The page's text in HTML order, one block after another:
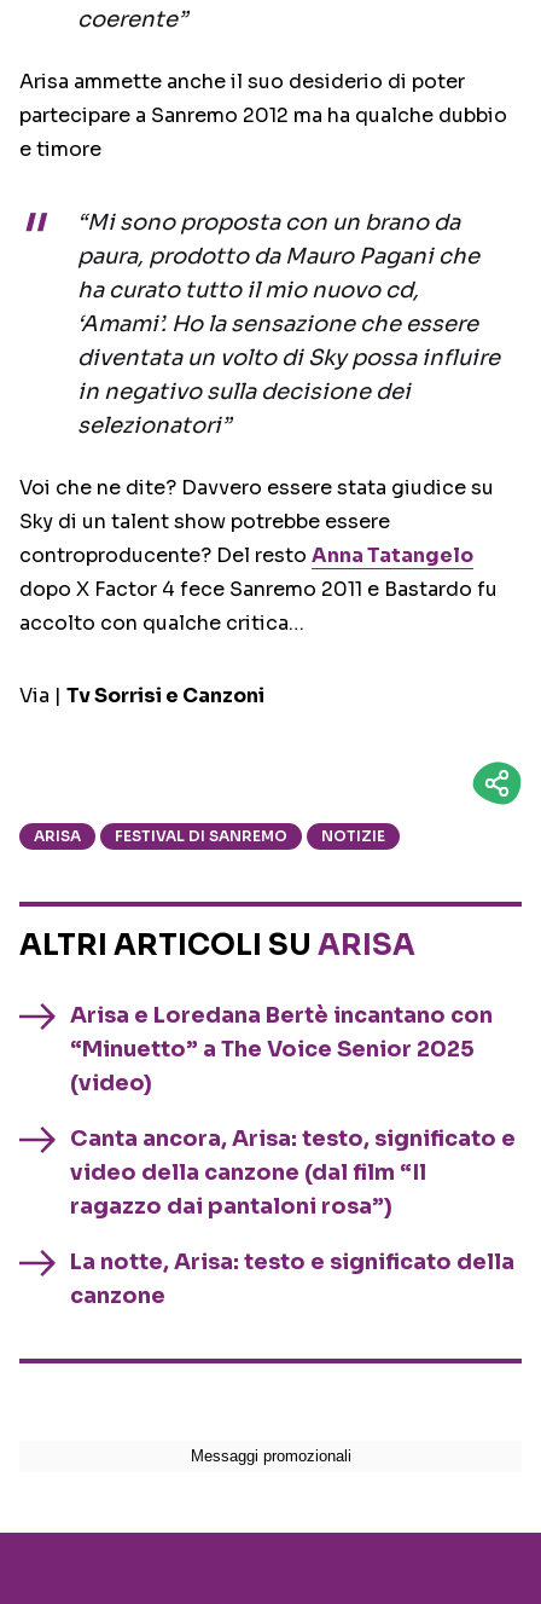
coerente”
Arisa ammette anche il suo desiderio di poter
partecipare a Sanremo 2012 ma ha qualche dubbio
e timore
“Mi sono proposta con un brano da
paura, prodotto da Mauro Pagani che
ha curato tutto il mio nuovo cd,
‘Amami’. Ho la sensazione che essere
diventata un volto di Sky possa influire
in negativo sulla decisione dei
selezionatori”
Voi che ne dite? Davvero essere stata giudice su
Sky di un talent show potrebbe essere
controproducente? Del resto Anna Tatangelo
dopo X Factor 4 fece Sanremo 2011 e Bastardo fu
accolto con qualche critica…
Via | Tv Sorrisi e Canzoni
ARISA FESTIVAL DI SANREMO NOTIZIE
ALTRI ARTICOLI SU ARISA
Arisa e Loredana Bertè incantano con
“Minuetto” a The Voice Senior 2025
(video)
Canta ancora, Arisa: testo, significato e
video della canzone (dal film “Il
ragazzo dai pantaloni rosa”)
La notte, Arisa: testo e significato della
canzone